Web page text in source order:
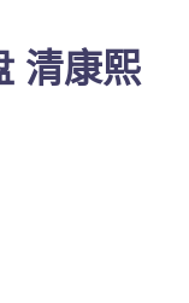
清康熙